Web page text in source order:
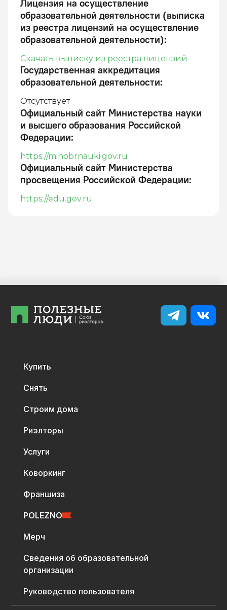
Лицензия на осуществление
образовательной деятельности (выписка
из реестра лицензий на осуществление
образовательной деятельности):
Скачать выписку из реестра лицензий
Государственная аккредитация
образовательной деятельности:
Отсутствует
Официальный сайт Министерства науки
и высшего образования Российской
Федерации:
https://minobrnauki.gov.ru
Официальный сайт Министерства
просвещения Российской Федерации:
https://edu.gov.ru
Купить
Снять
Строим дома
Риэлторы
Услуги
Коворкинг
Франшиза
POLEZNO
Мерч
Сведения об образовательной
организации
Руководство пользователя